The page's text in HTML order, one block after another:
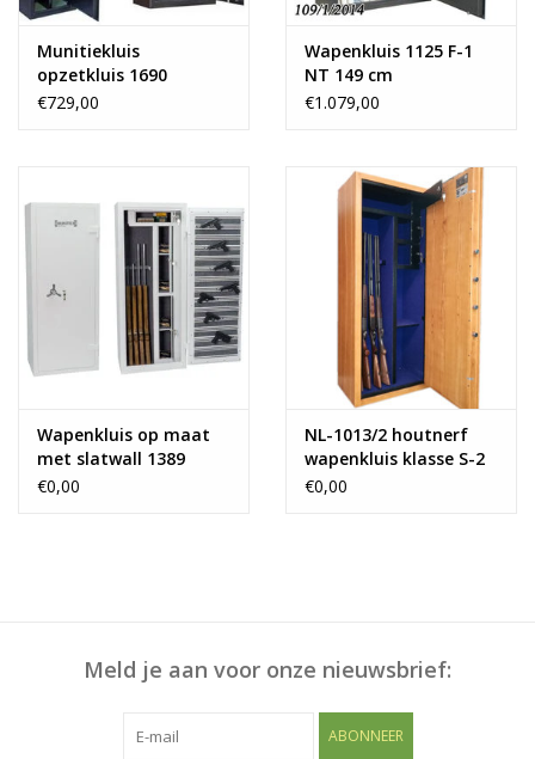
Munitiekluis
opzetkluis 1690
€729,00
Wapenkluis 1125 F-1
NT 149 cm
wapenlengte
€1.079,00
Wapenkluis op maat
met slatwall 1389
€0,00
NL-1013/2 houtnerf
wapenkluis klasse S-2
€0,00
Meld je aan voor onze nieuwsbrief:
ABONNEER